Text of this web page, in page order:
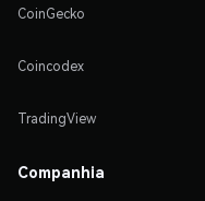
CoinGecko
Coincodex
TradingView
Companhia